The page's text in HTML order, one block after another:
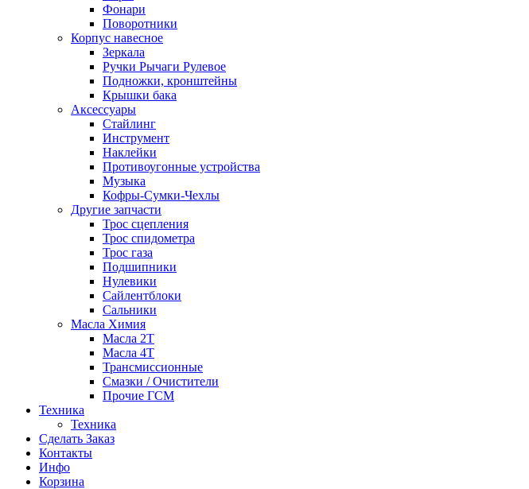
Фонари
Поворотники
Корпус навесное
Зеркала
Ручки Рычаги Рулевое
Подножки, кронштейны
Крышки бака
Аксессуары
Стайлинг
Инструмент
Наклейки
Противоугонные устройства
Музыка
Кофры-Сумки-Чехлы
Другие запчасти
Трос сцепления
Трос спидометра
Трос газа
Подшипники
Нулевики
Сайлентблоки
Сальники
Масла Химия
Масла 2Т
Масла 4Т
Трансмиссионные
Смазки / Очистители
Прочие ГСМ
Техника
Техника
Сделать Заказ
Контакты
Инфо
Корзина